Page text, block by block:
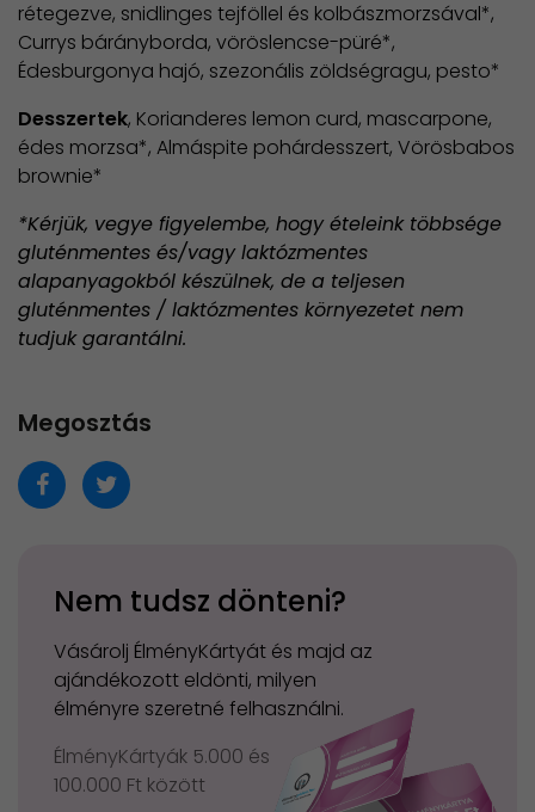
rétegezve, snidlinges tejföllel és kolbászmorzsával*,
Currys bárányborda, vöröslencse-püré*,
Édesburgonya hajó, szezonális zöldségragu, pesto*
Desszertek, Korianderes lemon curd, mascarpone,
édes morzsa*, Almáspite pohárdesszert, Vörösbabos
brownie*
*Kérjük, vegye figyelembe, hogy ételeink többsége
gluténmentes és/vagy laktózmentes
alapanyagokból készülnek, de a teljesen
gluténmentes / laktózmentes környezetet nem
tudjuk garantálni.
Megosztás
Nem tudsz dönteni?
Vásárolj ÉlményKártyát és majd az
ajándékozott eldönti, milyen
élményre szeretné felhasználni.
ÉlményKártyák 5.000 és
100.000 Ft között